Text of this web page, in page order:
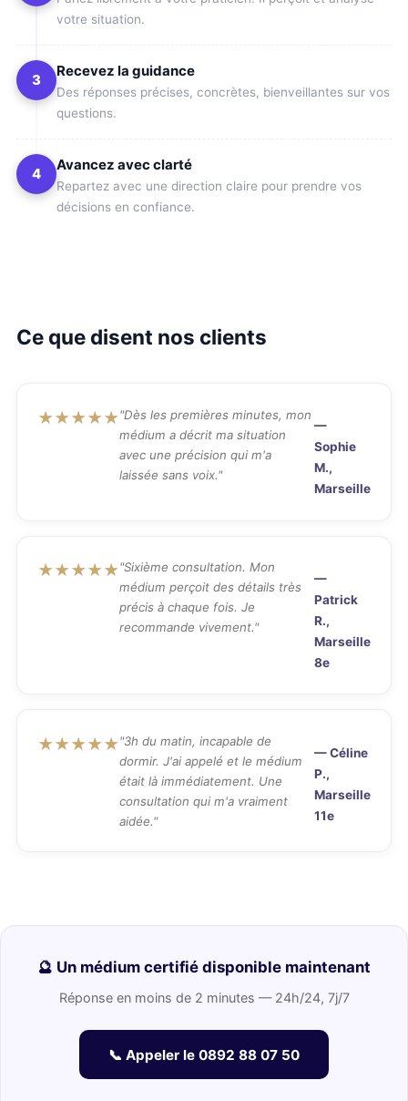
votre situation.
3
Recevez la guidance
Des réponses précises, concrètes, bienveillantes sur vos
questions.
4
Avancez avec clarté
Repartez avec une direction claire pour prendre vos
décisions en confiance.
Ce que disent nos clients
★★★★★"Dès les premières minutes, mon
médium a décrit ma situation
avec une précision qui m'a
laissée sans voix."
—
Sophie
M.,
Marseille
★★★★★"Sixième consultation. Mon
médium perçoit des détails très
précis à chaque fois. Je
recommande vivement."
—
Patrick
R.,
Marseille
8e
★★★★★"3h du matin, incapable de
dormir. J'ai appelé et le médium
était là immédiatement. Une
consultation qui m'a vraiment
aidée."
— Céline
P.,
Marseille
11e
🔮 Un médium certifié disponible maintenant
Réponse en moins de 2 minutes — 24h/24, 7j/7
📞 Appeler le 0892 88 07 50